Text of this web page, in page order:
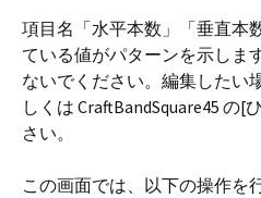
項目名「水平本数」「垂直本
ている値がパターンを示しま
ないでください。編集したい
しくは CraftBandSquare45 の
さい。
この画面では、以下の操作を